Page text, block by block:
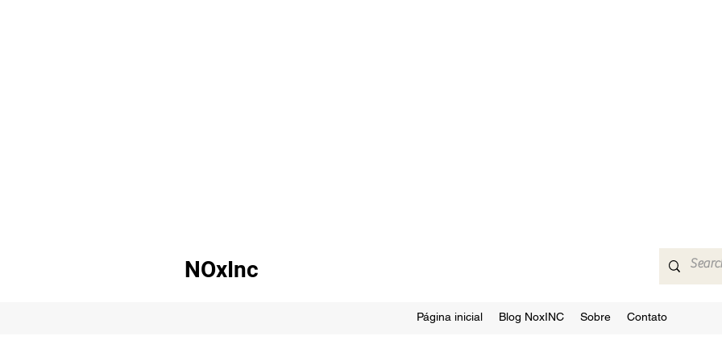
NOxInc
Página inicial Blog NoxINC Sobre Contato